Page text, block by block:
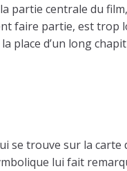
partie centrale du
faire partie, est trop
d’un long
se trouve sur la carte
lui fait